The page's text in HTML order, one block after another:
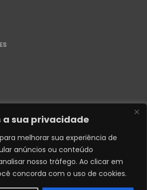
a sua privacidade
melhorar sua experiência de
anúncios ou conteúdo
nosso tráfego. Ao clicar em
concorda com o uso de cookies.
– LGPD
- 50.276.228/0001-87 - Desenvolvido